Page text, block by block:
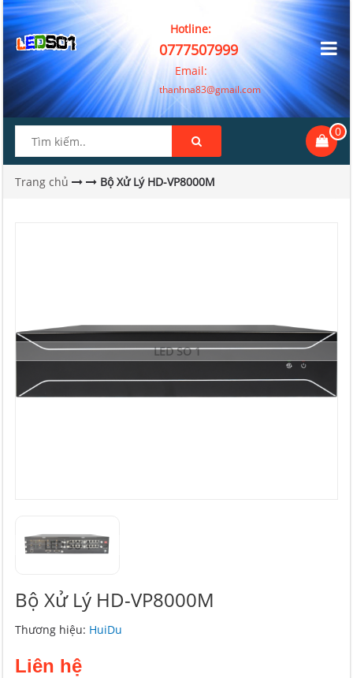
Hotline:
0777507999
Email:
thanhna83@gmail.com
0
Trang chủ Bộ Xử Lý HD-VP8000M
LED SO 1
LED SO 1
Bộ Xử Lý HD-VP8000M
Thương hiệu: HuiDu
Liên hệ